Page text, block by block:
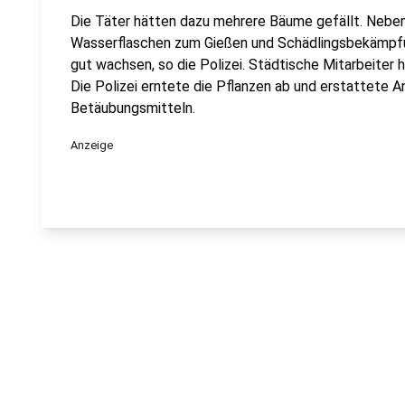
Die Täter hätten dazu mehrere Bäume gefällt.
Wasserflaschen zum Gießen und
gut wachsen, so die Polizei. Städtische Mitarbeiter
Die Polizei erntete die Pflanzen ab und erstattete
Betäubungsmitteln.
Anzeige